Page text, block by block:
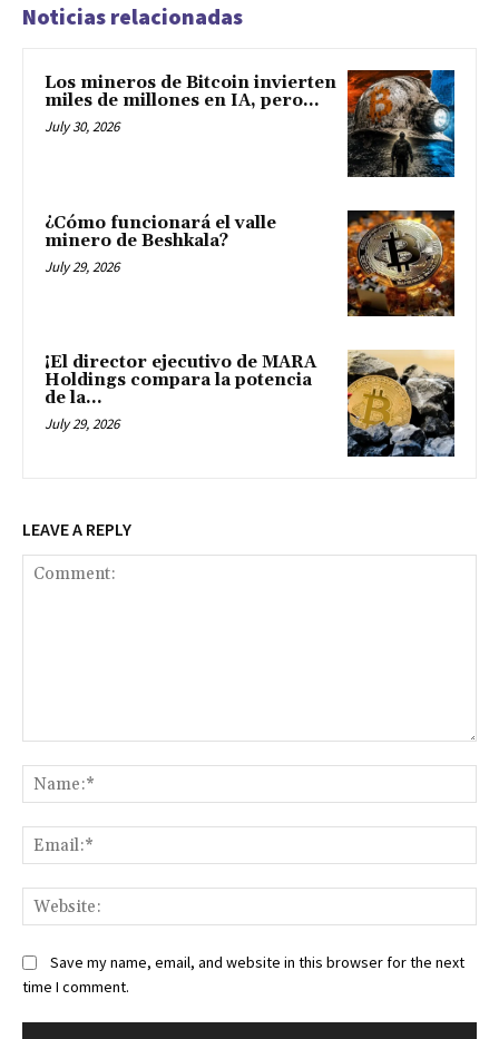
Noticias relacionadas
Los mineros de Bitcoin invierten
miles de millones en IA, pero...
July 30, 2026
¿Cómo funcionará el valle
minero de Beshkala?
July 29, 2026
¡El director ejecutivo de MARA
Holdings compara la potencia
de la...
July 29, 2026
LEAVE A REPLY
Save my name, email, and website in this browser for the next
time I comment.